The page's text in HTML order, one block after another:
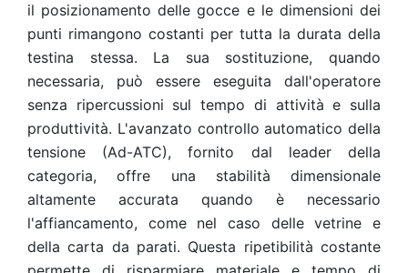
il posizionamento delle gocce e le dimensioni dei
punti rimangono costanti per tutta la durata della
testina stessa. La sua sostituzione, quando
necessaria, può essere eseguita dall'operatore
senza ripercussioni sul tempo di attività e sulla
produttività. L'avanzato controllo automatico della
tensione (Ad-ATC), fornito dal leader della
categoria, offre una stabilità dimensionale
altamente accurata quando è necessario
l'affiancamento, come nel caso delle vetrine e
della carta da parati. Questa ripetibilità costante